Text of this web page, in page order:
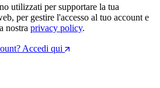
utilizzati per supportare la tua
per gestire l'accesso al tuo account e
nostra privacy policy.
Accedi qui